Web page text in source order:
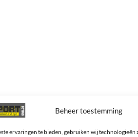
Beheer toestemming
ervaringen te bieden, gebruiken wij technologieën